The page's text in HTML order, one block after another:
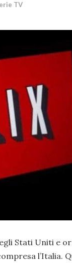
TV
Stati Uniti e
l’Italia.